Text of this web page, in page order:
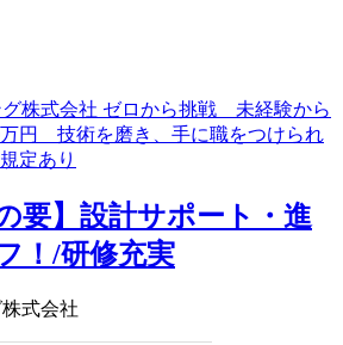
要】設計サポート・進
！/研修充実
式会社